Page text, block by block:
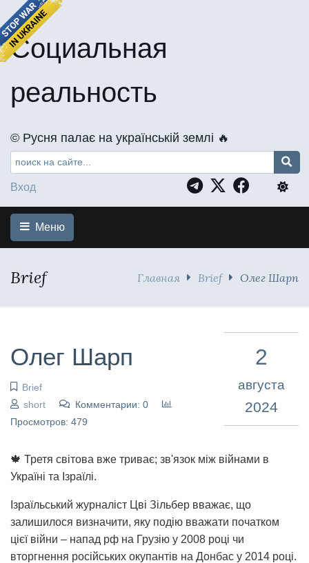
Социальная
реальность
©️ Русня палає на українській землі 🔥
Вход
Меню
Brief Главная Brief Олег Шарп
Олег Шарп
Brief
short
Комментарии: 0
Просмотров: 479
2
августа
2024
🍁 Третя світова вже триває; зв'язок між війнами в
Україні та Ізраїлі.
Ізраїльський журналіст Цві Зільбер вважає, що
залишилося визначити, яку подію вважати початком
цієї війни – напад рф на Грузію у 2008 році чи
вторгнення російських окупантів на Донбас у 2014 році.